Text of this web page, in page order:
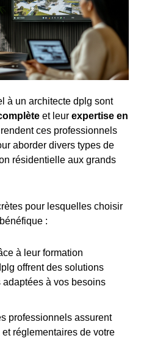
à un architecte dplg sont
et leur expertise en
rendent ces professionnels
aborder divers types de
résidentielle aux grands
pour lesquelles choisir
:
à leur formation
offrent des solutions
à vos besoins
professionnels assurent
réglementaires de votre